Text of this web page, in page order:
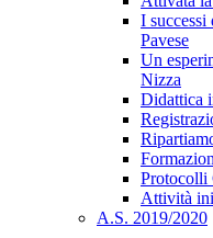
I successi
Pavese
Un
Nizza
Didattica
Protocolli
Attività
A.S. 2019/2020